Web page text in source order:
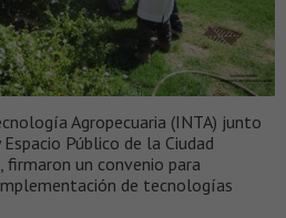
Agropecuaria (INTA) junto
Público de la Ciudad
firmaron un convenio para
de tecnologías